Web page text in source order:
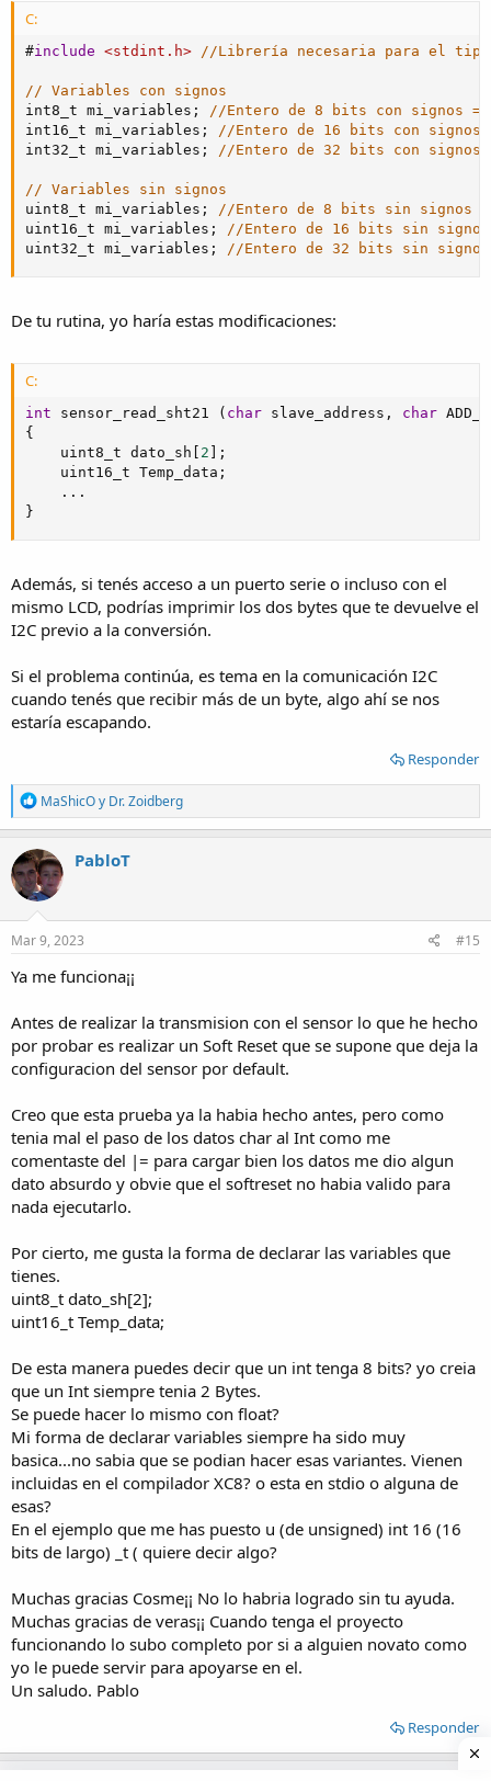
C:
#include <stdint.h> //Librería necesaria para el tipo
// Variables con signos
int8_t mi_variables ;
//Entero de 8 bits con signos
int16_t mi_variables ;
//Entero de 16 bits con signos
int32_t mi_variables ; //Entero de 32 bits con signos
// Variables sin signos
uint8_t mi_variables ;
//Entero de 8 bits sin signos
uint16_t mi_variables ;
//Entero de 16 bits sin
uint32_t mi_variables ; //Entero de 32 bits sin
De tu rutina, yo haría estas modificaciones:
C:
int sensor_read_sht21 ( char slave_address , char
{
    uint8_t dato_sh
2
;
    uint16_t Temp_data
;
. . .
}
Además, si tenés acceso a un puerto serie o incluso con el
mismo LCD, podrías imprimir los dos bytes que te devuelve el
I2C previo a la conversión.
Si el problema continúa, es tema en la comunicación I2C
cuando tenés que recibir más de un byte, algo ahí se nos
estaría escapando.
Responder
R
e
a
c
t
i
o
n
s
MaShicOy Dr. Zoidberg
PabloT
Mar 9, 2023 #15
Ya me funciona¡¡
Antes de realizar la transmision con el sensor lo que he hecho
por probar es realizar un Soft Reset que se supone que deja la
configuracion del sensor por default.
Creo que esta prueba ya la habia hecho antes, pero como
tenia mal el paso de los datos char al Int como me
comentaste del |= para cargar bien los datos me dio algun
dato absurdo y obvie que el softreset no habia valido para
nada ejecutarlo.
Por cierto, me gusta la forma de declarar las variables que
tienes.
uint8_t dato_sh[2];
uint16_t Temp_data;
De esta manera puedes decir que un int tenga 8 bits? yo creia
que un Int siempre tenia 2 Bytes.
Se puede hacer lo mismo con float?
Mi forma de declarar variables siempre ha sido muy
basica...no sabia que se podian hacer esas variantes. Vienen
incluidas en el compilador XC8? o esta en stdio o alguna de
esas?
En el ejemplo que me has puesto u (de unsigned) int 16 (16
bits de largo) _t ( quiere decir algo?
Muchas gracias Cosme¡¡ No lo habria logrado sin tu ayuda.
Muchas gracias de veras¡¡ Cuando tenga el proyecto
funcionando lo subo completo por si a alguien novato como
yo le puede servir para apoyarse en el.
Un saludo. Pablo
Responder